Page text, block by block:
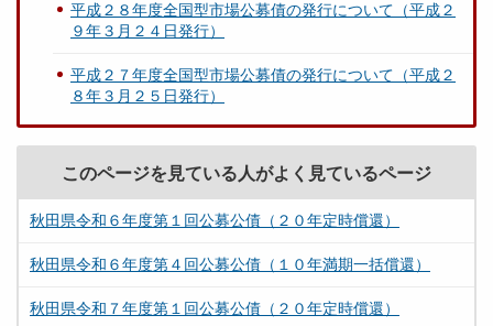
平成２８年度全国型市場公募債の発行について（平成２
９年３月２４日発行）
平成２７年度全国型市場公募債の発行について（平成２
８年３月２５日発行）
このページを見ている人がよく見ているページ
秋田県令和６年度第１回公募公債（２０年定時償還）
秋田県令和６年度第４回公募公債（１０年満期一括償還）
秋田県令和７年度第１回公募公債（２０年定時償還）